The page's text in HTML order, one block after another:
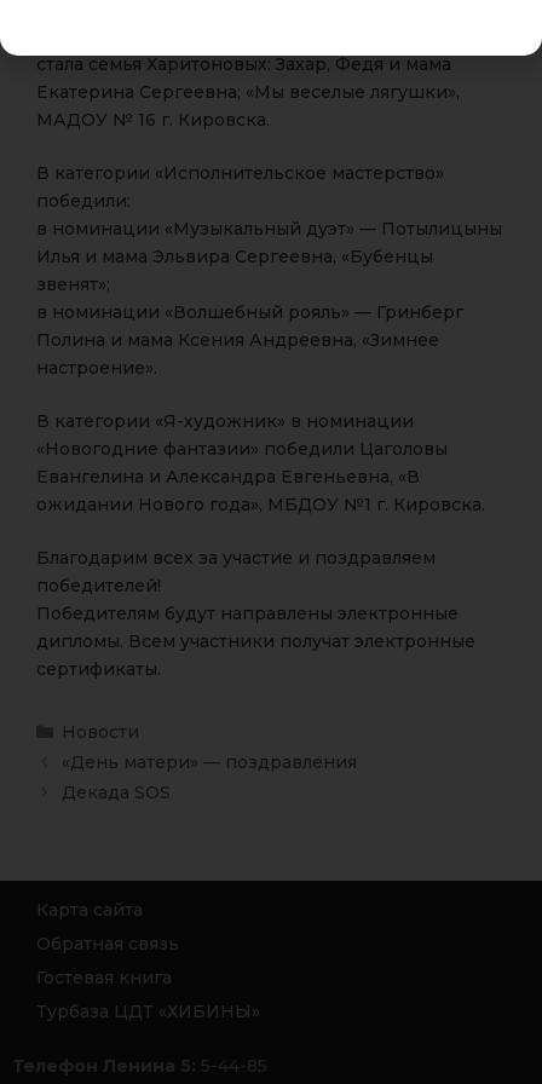
стала семья Харитоновых: Захар, Федя и мама
Екатерина Сергеевна; «Мы веселые лягушки»,
МАДОУ № 16 г. Кировска.
В категории «Исполнительское мастерство»
победили:
в номинации «Музыкальный дуэт» — Потылицыны
Илья и мама Эльвира Сергеевна, «Бубенцы
звенят»;
в номинации «Волшебный рояль» — Гринберг
Полина и мама Ксения Андреевна, «Зимнее
настроение».
В категории «Я-художник» в номинации
«Новогодние фантазии» победили Цаголовы
Евангелина и Александра Евгеньевна, «В
ожидании Нового года», МБДОУ №1 г. Кировска.
Благодарим всех за участие и поздравляем
победителей!
Победителям будут направлены электронные
дипломы. Всем участники получат электронные
сертификаты.
Новости
«День матери» — поздравления
Декада SOS
Карта сайта
Обратная связь
Гостевая книга
Турбаза ЦДТ «ХИБИНЫ»
Телефон Ленина 5: 5-44-85